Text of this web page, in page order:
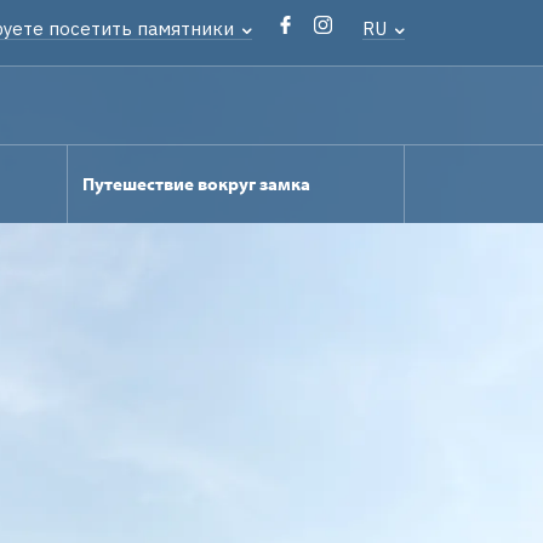
посетить памятники RU
Путешествие вокруг замка